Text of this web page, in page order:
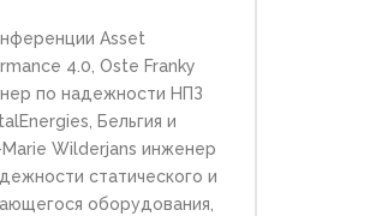
Asset
4.0, Oste Franky
по надежности НПЗ
Бельгия и
Wilderjans инженер
статического и
оборудования,